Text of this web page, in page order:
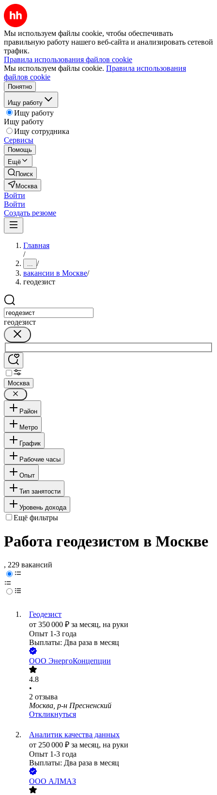
Мы используем файлы cookie, чтобы обеспечивать
правильную работу нашего веб-сайта и анализировать сетевой
трафик.
Правила использования файлов cookie
Мы используем файлы cookie. Правила использования
файлов cookie
Понятно
Ищу работу
Ищу работу
Ищу работу
Ищу сотрудника
Сервисы
Помощь
Ещё
Поиск
Москва
Войти
Войти
Создать резюме
Главная
/
... /
вакансии в Москве/
геодезист
геодезист
Москва
Район
Метро
График
Рабочие часы
Опыт
Тип занятости
Уровень дохода
Ещё фильтры
Работа геодезистом в Москве
, 229 вакансий
Геодезист
от 350 000 ₽ за месяц, на руки
Опыт 1-3 года
Выплаты: Два раза в месяц
ООО ЭнергоКонцепции
4.8
•
2 отзыва
Москва, р-н Пресненский
Откликнуться
Аналитик качества данных
от 250 000 ₽ за месяц, на руки
Опыт 1-3 года
Выплаты: Два раза в месяц
ООО АЛМАЗ